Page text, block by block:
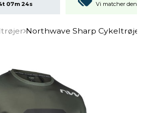
07m 24s
Vi matcher den
Northwave Sharp Cykeltrøje